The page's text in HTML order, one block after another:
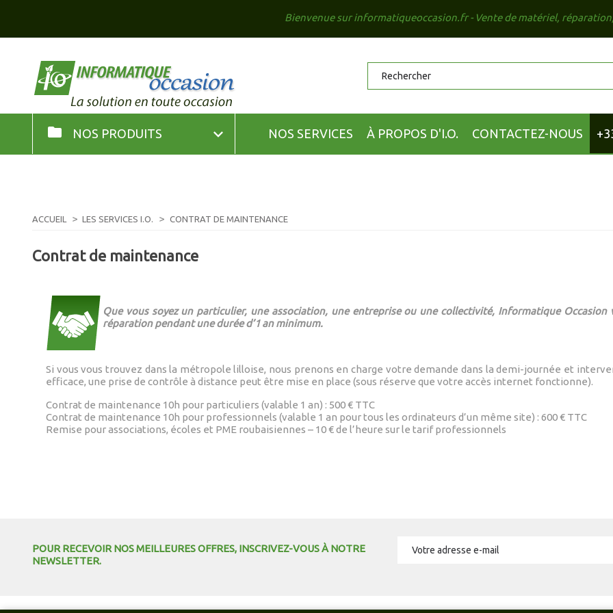
Bienvenue sur informatiqueoccasion.fr - Vente de matériel,
folder NOS PRODUITS  NOS SERVICES À PROPOS D'I.O. CONTACTEZ-NOUS
ACCUEIL LES SERVICES I.O. CONTRAT DE MAINTENANCE
Contrat de maintenance
Que vous soyez un particulier, une association, une entreprise ou une collectivité, Informatique Occasion
réparation pendant une durée d’1 an minimum.
Si vous vous trouvez dans la métropole lilloise, nous prenons en charge votre demande dans la demi-journée et
efficace, une prise de contrôle à distance peut être mise en place (sous réserve que votre accès internet fonctionne).
Contrat de maintenance 10h pour particuliers (valable 1 an) : 500 € TTC
Contrat de maintenance 10h pour professionnels (valable 1 an pour tous les ordinateurs d’un même site) : 600 € TTC
Remise pour associations, écoles et PME roubaisiennes – 10 € de l’heure sur le tarif professionnels
POUR RECEVOIR NOS MEILLEURES OFFRES, INSCRIVEZ-VOUS À NOTRE
NEWSLETTER.